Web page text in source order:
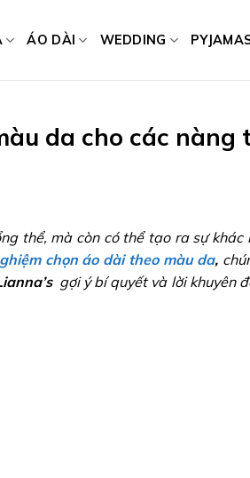
ÁO DÀI WEDDING
da cho các nàng
thể, mà còn có thể tạo ra sự
chọn áo dài theo màu da,
gợi ý bí quyết và lời khuyên